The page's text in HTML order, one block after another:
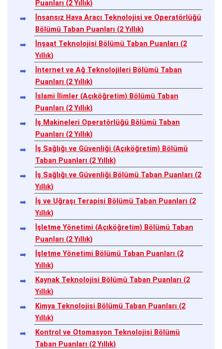
Puanları (2 Yıllık)
İnsansız Hava Aracı Teknolojisi ve Operatörlüğü
Bölümü Taban Puanları (2 Yıllık)
İnşaat Teknolojisi Bölümü Taban Puanları (2
Yıllık)
İnternet ve Ağ Teknolojileri Bölümü Taban
Puanları (2 Yıllık)
İslami İlimler (Açıköğretim) Bölümü Taban
Puanları (2 Yıllık)
İş Makineleri Operatörlüğü Bölümü Taban
Puanları (2 Yıllık)
İş Sağlığı ve Güvenliği (Açıköğretim) Bölümü
Taban Puanları (2 Yıllık)
İş Sağlığı ve Güvenliği Bölümü Taban Puanları (2
Yıllık)
İş ve Uğraşı Terapisi Bölümü Taban Puanları (2
Yıllık)
İşletme Yönetimi (Açıköğretim) Bölümü Taban
Puanları (2 Yıllık)
İşletme Yönetimi Bölümü Taban Puanları (2
Yıllık)
Kaynak Teknolojisi Bölümü Taban Puanları (2
Yıllık)
Kimya Teknolojisi Bölümü Taban Puanları (2
Yıllık)
Kontrol ve Otomasyon Teknolojisi Bölümü
Taban Puanları (2 Yıllık)